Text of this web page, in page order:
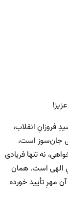
فروزانِ انقلاب،
جان‌سوز است،
نه تنها فریادی
الهی است. همان
مهرِ تأیید خورده